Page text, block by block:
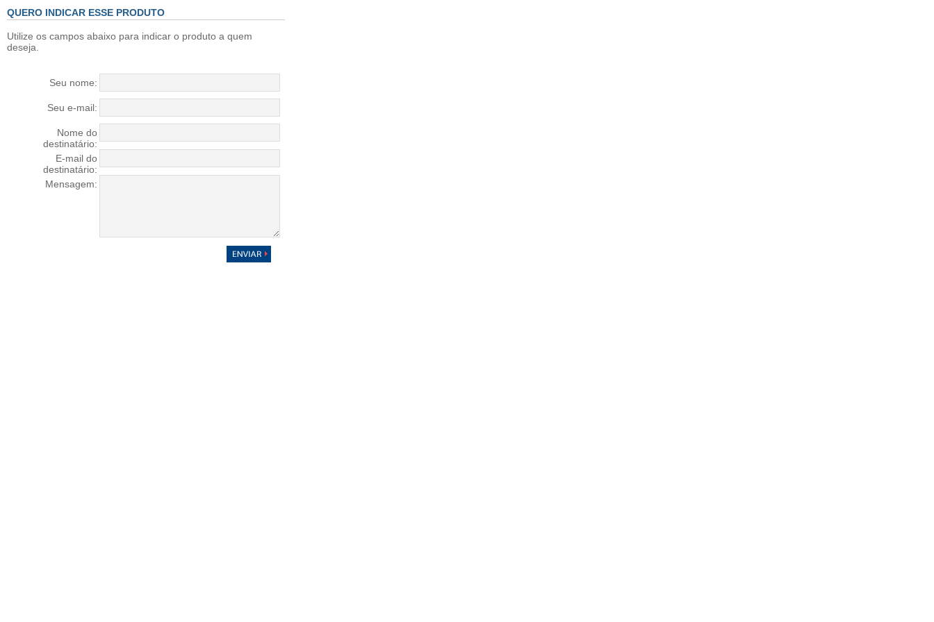
QUERO INDICAR ESSE PRODUTO
Utilize os campos abaixo para indicar o produto a quem
deseja.
Seu nome:
Seu e-mail:
Nome do
destinatário:
E-mail do
destinatário:
Mensagem: